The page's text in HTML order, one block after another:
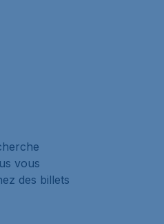
vous
des billets